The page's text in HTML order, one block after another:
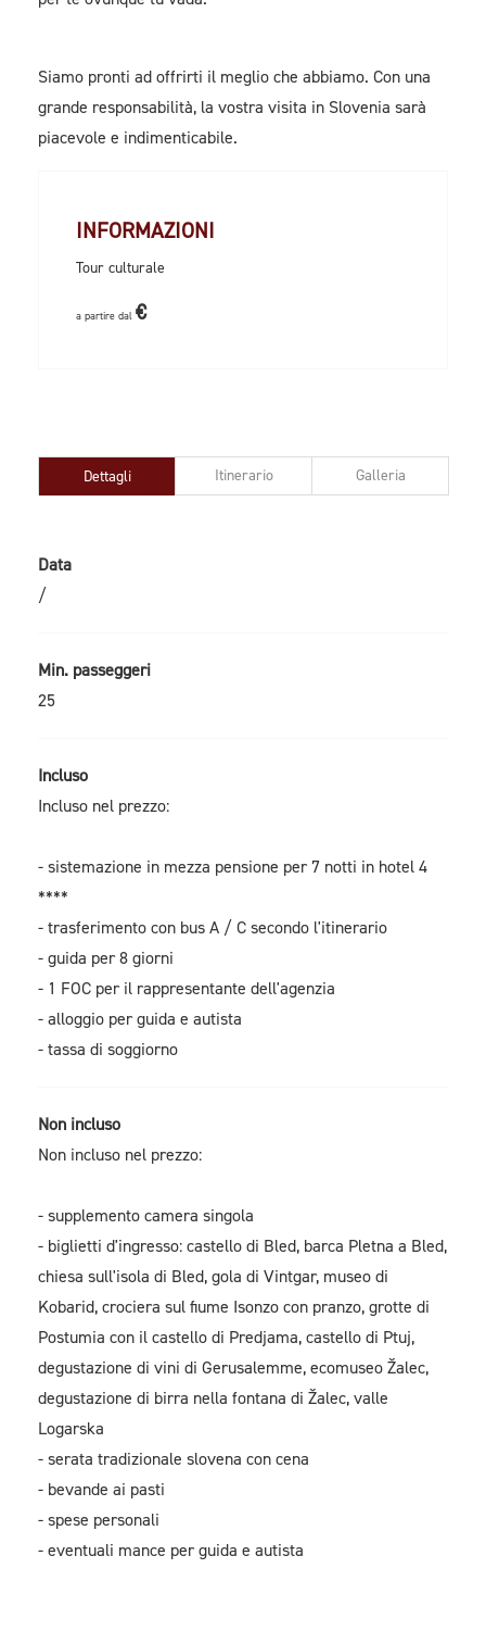
Siamo pronti ad offrirti il meglio che abbiamo. Con una
grande responsabilità, la vostra visita in Slovenia sarà
piacevole e indimenticabile.
INFORMAZIONI
Tour culturale
a partire dal €
Dettagli Itinerario Galleria
Data
/
Min. passeggeri
25
Incluso
Incluso nel prezzo:
- sistemazione in mezza pensione per 7 notti in hotel 4
****
- trasferimento con bus A / C secondo l'itinerario
- guida per 8 giorni
- 1 FOC per il rappresentante dell'agenzia
- alloggio per guida e autista
- tassa di soggiorno
Non incluso
Non incluso nel prezzo:
- supplemento camera singola
- biglietti d'ingresso: castello di Bled, barca Pletna a Bled,
chiesa sull'isola di Bled, gola di Vintgar, museo di
Kobarid, crociera sul fiume Isonzo con pranzo, grotte di
Postumia con il castello di Predjama, castello di Ptuj,
degustazione di vini di Gerusalemme, ecomuseo Žalec,
degustazione di birra nella fontana di Žalec, valle
Logarska
- serata tradizionale slovena con cena
- bevande ai pasti
- spese personali
- eventuali mance per guida e autista